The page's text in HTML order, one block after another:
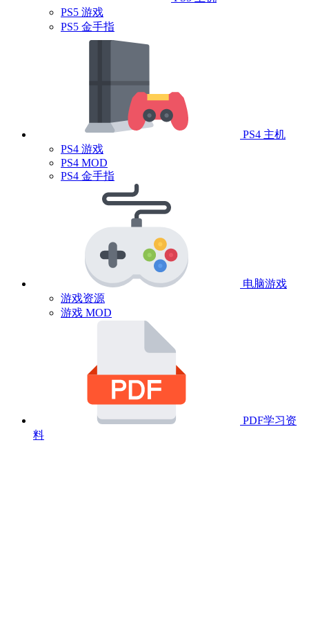
PS5 游戏
PS5 金手指
PS4 主机
PS4 游戏
PS4 MOD
PS4 金手指
电脑游戏
游戏资源
游戏 MOD
PDF学习资
料